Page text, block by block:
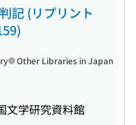
記 (リプリント
文学研究資料館
Other Libraries in Japan